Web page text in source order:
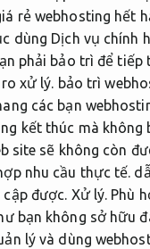
rẻ webhosting hết
dùng Dịch vụ chính
phải bảo trì để tiếp
xử lý. bảo trì
các bạn
kết thúc mà không
site sẽ không còn
nhu cầu thực tế.
được. Xử lý. Phù
bạn không sở hữu
lý và dùng